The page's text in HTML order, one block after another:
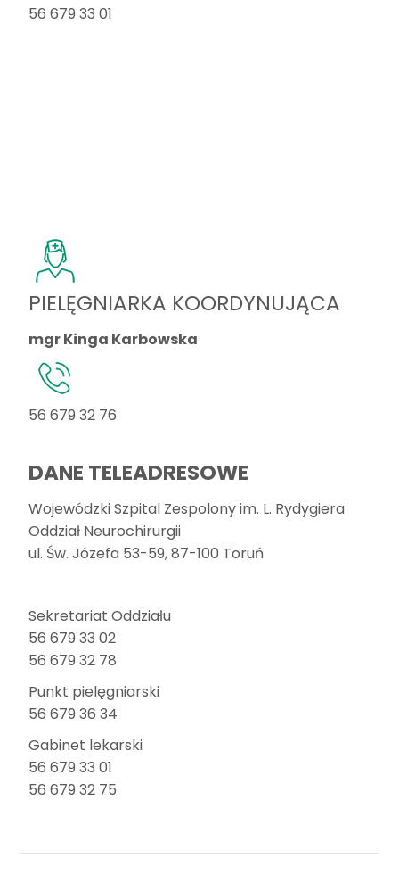
56 679 33 01
PIELĘGNIARKA KOORDYNUJĄCA
mgr Kinga Karbowska
56 679 32 76
DANE TELEADRESOWE
Wojewódzki Szpital Zespolony im. L. Rydygiera
Oddział Neurochirurgii
ul. Św. Józefa 53-59, 87-100 Toruń
Sekretariat Oddziału
56 679 33 02
56 679 32 78
Punkt pielęgniarski
56 679 36 34
Gabinet lekarski
56 679 33 01
56 679 32 75